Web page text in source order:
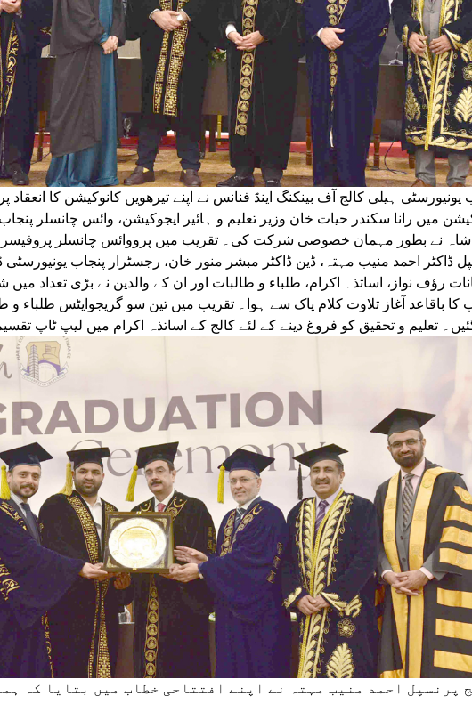
یونیورسٹی ہیلی کالج آف بینکنگ اینڈ فنانس نے اپنے تیرھویں کانوکیشن کا انعقاد
میں رانا سکندر حیات خان وزیر تعلیم و ہائیر ایجوکیشن، وائس چانسلر
نے بطور مہمان خصوصی شرکت کی۔ تقریب میں پرووائس چانسلر پروفیسر
ڈاکٹر احمد منیب مہتہ، ڈین ڈاکٹر مبشر منور خان، رجسٹرار پنجاب یونیورسٹی
رؤف نواز، اساتذہ اکرام، طلباء و طالبات اور ان کے والدین نے بڑی تعداد
کا باقاعد آغاز تلاوت کلام پاک سے ہوا۔ تقریب میں تین سو گریجوایٹس طلباء و
تعلیم و تحقیق کو فروغ دینے کے لئے کالج کے اساتذہ اکرام میں لیپ ٹاپ
پرنسپل احمد منیب مہتہ نے اپنے افتتاحی خطاب میں بتایا کہ